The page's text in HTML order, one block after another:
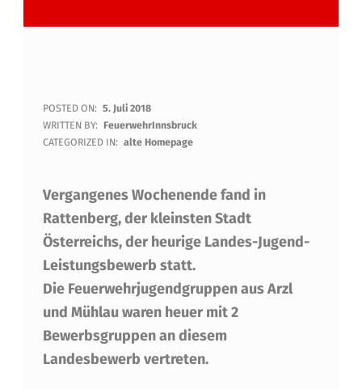
B
E
E
R
B
S
G
R
POSTED ON: 5. Juli 2018
WRITTEN BY: FeuerwehrInnsbruck
CATEGORIZED IN: alte Homepage
Vergangenes Wochenende fand in
Rattenberg, der kleinsten Stadt
Österreichs, der heurige Landes-Jugend-
Leistungsbewerb statt.
Die Feuerwehrjugendgruppen aus Arzl
und Mühlau waren heuer mit 2
Bewerbsgruppen an diesem
Landesbewerb vertreten.